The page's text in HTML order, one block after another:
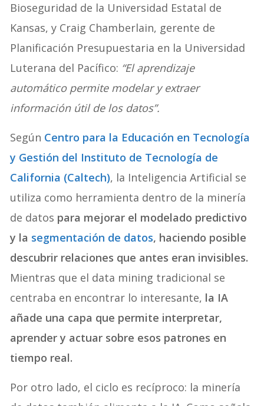
Bioseguridad de la Universidad Estatal de
Kansas, y Craig Chamberlain, gerente de
Planificación Presupuestaria en la Universidad
Luterana del Pacífico: “El aprendizaje
automático permite modelar y extraer
información útil de los datos”.
Según Centro para la Educación en Tecnología
y Gestión del Instituto de Tecnología de
California (Caltech), la Inteligencia Artificial se
utiliza como herramienta dentro de la minería
de datos para mejorar el modelado predictivo
y la segmentación de datos, haciendo posible
descubrir relaciones que antes eran invisibles.
Mientras que el data mining tradicional se
centraba en encontrar lo interesante, la IA
añade una capa que permite interpretar,
aprender y actuar sobre esos patrones en
tiempo real.
Por otro lado, el ciclo es recíproco: la minería